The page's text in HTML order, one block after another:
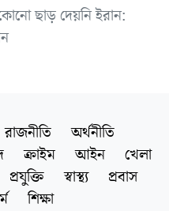
কোনো ছাড় দেয়নি ইরান:
রাজনীতি
অর্থনীতি
ক্রাইম আইন
খেলা
প্রযুক্তি স্বাস্থ্য
প্রবাস
শিক্ষা